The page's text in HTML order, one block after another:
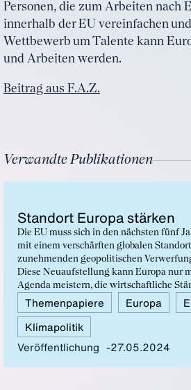
Personen, die zum Arbeiten
innerhalb der EU vereinfachen
Wettbewerb um Talente kann
und Arbeiten werden.
Beitrag aus F.A.Z.
Verwandte Publikationen
Stand­ort Eu­ro­pa stär­ken
Die EU muss sich in den nächsten fünf
mit einem verschärften globalen
zunehmenden geopolitischen
Diese Neuaufstellung kann Europa nur
Agenda meistern, die wirtschaftliche
Voraussetzung für Resilienz, stabile
Sozialsysteme, und für eine gelungene
Klima- und Umweltschutz begreift.
Themenpapiere Europa
Klimapolitik
Veröffentlichung
27.05.2024